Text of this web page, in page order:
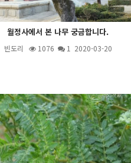
월정사에서 본 나무 궁금합니다.
빈도리 1076 1 2020-03-20